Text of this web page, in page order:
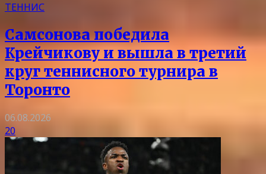
ТЕННИС
Самсонова победила
Крейчикову и вышла в третий
круг теннисного турнира в
Торонто
06.08.2026
20